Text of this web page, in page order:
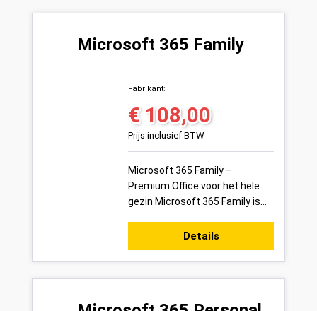
Microsoft 365 Family
Fabrikant:
Normale prijs:
€ 108,00
Prijs inclusief BTW
Microsoft 365 Family –
Premium Office voor het hele
gezin Microsoft 365 Family is
gezinnen of huishoudens. Met
toegang tot ...
Details